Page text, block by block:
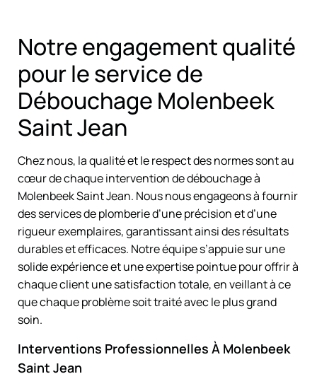
Notre engagement qualité
pour le service de
Débouchage Molenbeek
Saint Jean
Chez nous, la qualité et le respect des normes sont au
cœur de chaque intervention de débouchage à
Molenbeek Saint Jean. Nous nous engageons à fournir
des services de plomberie d’une précision et d’une
rigueur exemplaires, garantissant ainsi des résultats
durables et efficaces. Notre équipe s’appuie sur une
solide expérience et une expertise pointue pour offrir à
chaque client une satisfaction totale, en veillant à ce
que chaque problème soit traité avec le plus grand
soin.
Interventions Professionnelles À Molenbeek
Saint Jean